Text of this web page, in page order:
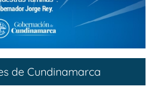
de Cundinamarca